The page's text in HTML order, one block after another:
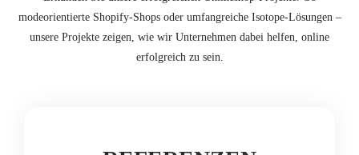
modeorientierte Shopify-Shops oder umfangreiche Isotope-Lösungen –
unsere Projekte zeigen, wie wir Unternehmen dabei helfen, online
erfolgreich zu sein.